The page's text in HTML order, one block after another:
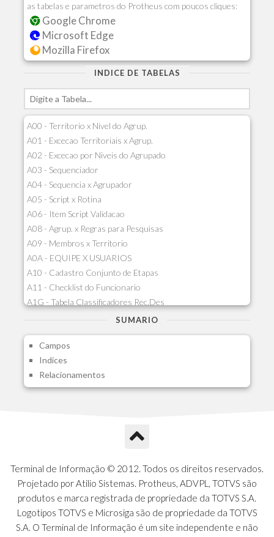
as tabelas e parametros do Protheus com poucos cliques:
Google Chrome
Microsoft Edge
Mozilla Firefox
INDICE DE TABELAS
A00 - Territorio x Nivel do Agrup.
A01 - Excecao Territoriais x Agrup.
A02 - Excecao por Niveis do Agrupado
A03 - Sequenciador
A04 - Sequencia x Agrupador
A05 - Script x Rotina
A06 - Item Script Validacao
A08 - Agrup. x Regras para Pesquisas
A09 - Membros x Territorio
A0A - EQUIPE X USUARIOS
A10 - Cadastro Conjunto de Etapas
A11 - Checklist do Funcionario
A1G - Tabela Classificadores Rec.Des
A1H - Itens Tabela Classif.Rec.Desp.
A1J - Itens Aglutinadores Visao
A1N - Tipos de Card
A1O - Cards Dashboard
A1P - Tipos de Charts
A1S - Notificacoes do Vendedor
A1U - Intermediadores
A1V - Schemas - Gestao de Vendas
A1W - Campos do Schema
A1X - CFDI Complemento Carta Porte
A1Y - Carta Porte - Localizacoes
SUMARIO
Campos
Indices
Relacionamentos
Terminal de Informação © 2012. Todos os direitos reservados.
Projetado por Atilio Sistemas. Protheus, ADVPL, TOTVS são
produtos e marca registrada de propriedade da TOTVS S.A.
Logotipos TOTVS e Microsiga são de propriedade da TOTVS
S.A. O Terminal de Informação é um site independente e não